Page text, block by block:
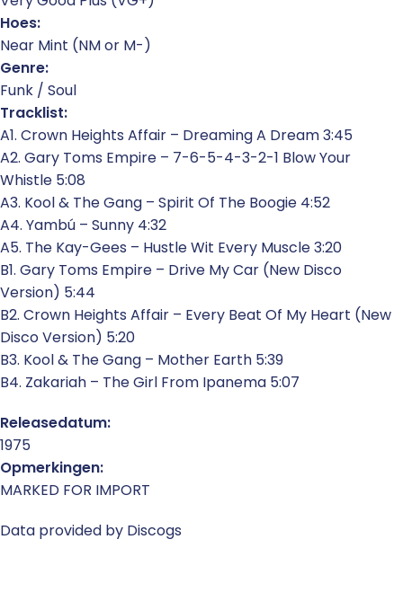
Hoes:
Near Mint (NM or M-)
Genre:
Funk / Soul
Tracklist:
A1. Crown Heights Affair – Dreaming A Dream 3:45
A2. Gary Toms Empire – 7-6-5-4-3-2-1 Blow Your
Whistle 5:08
A3. Kool & The Gang – Spirit Of The Boogie 4:52
A4. Yambú – Sunny 4:32
A5. The Kay-Gees – Hustle Wit Every Muscle 3:20
B1. Gary Toms Empire – Drive My Car (New Disco
Version) 5:44
B2. Crown Heights Affair – Every Beat Of My Heart (New
Disco Version) 5:20
B3. Kool & The Gang – Mother Earth 5:39
B4. Zakariah – The Girl From Ipanema 5:07
Releasedatum:
1975
Opmerkingen:
MARKED FOR IMPORT
Data provided by Discogs